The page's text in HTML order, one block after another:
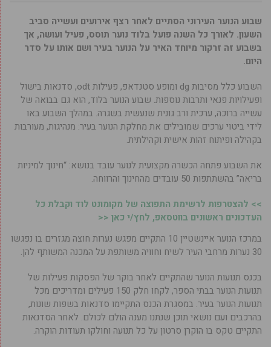
שבוע הנוער העירוני הסתיים לאחר רצף אירועים ועשייה סביב
השעון. לאורך כל השנה פועל בלוד נוער תוסס, פעיל ועושה, אך
בשבוע זה זרקור מיוחד האיר על הנוער בעיר ושם אותו על סדר
היום.
השבוע כלל מסיבות dg ומופע סטנדאפ, פעילות odt, סדנאות בישול
ופעילויות פנאי ותרבות נוספות. שבוע הנוער בלוד, הוא גם בבואה של
עשייה ברוכה, ערכית ורב גונית שנעשית בשגרה. במהלך השבוע באו
לידי ביטוי ערכים שמובילים את מחלקת הנוער בעיר: מנהיגות, מעורבות
בקהילה ופיתוח זהות אישית וקהילתית.
את השבוע פתחה הכשרה מקצועית לנוער עובד בנושא: “חינוך למיניות
בריאה” בהשתתפות 50 עובדים מהחינוך והרווחה.
>> להצטרפות לרשימת התפוצה של מקומונט לוד וקבלת כל
העדכונים ראשונים בווטסאפ, לחץ/י כאן <<
במרכז הנוער איינשטיין 10 התקיים מפגש נערות חוצה מגזרים בו נפגשו
30 נערות מרחבי העיר לשיח וחוויה משותפת על המכנה המשותף להן.
בכנס תנועות הנוער שהתקיים לאחר בוקר של הפסקות פעילות של
תנועות הנוער בבתי הספר, לקחו חלק 150 פעילים ומדריכים מכל
תנועות הנוער בעיר. במסגרת הכנס התקיימו סדנאות בשפות שונות,
בהרכבים ועם נושאי תוכן שנתנו מענה הולם לכולם. לאחר הסדנאות
התקיים טקס בו הוקרן סרטון על כל תנועה וחולקו תעודות הוקרה.